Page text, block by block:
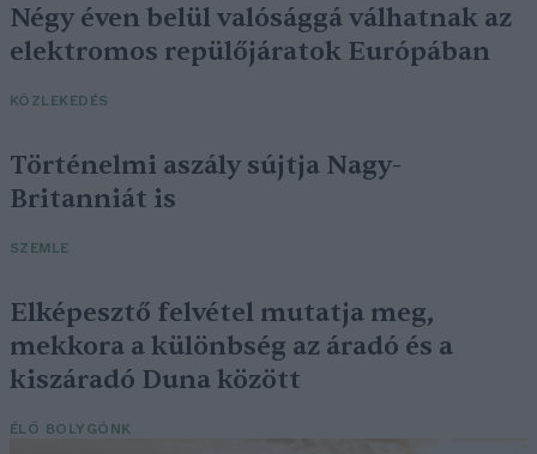
Négy éven belül valósággá válhatnak az
elektromos repülőjáratok Európában
KÖZLEKEDÉS
Történelmi aszály sújtja Nagy-
Britanniát is
SZEMLE
Elképesztő felvétel mutatja meg,
mekkora a különbség az áradó és a
kiszáradó Duna között
ÉLŐ BOLYGÓNK